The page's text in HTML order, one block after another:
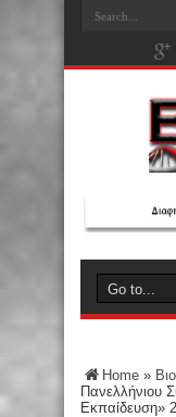
Home »
Πανελλήνιου
Εκπαίδευση»